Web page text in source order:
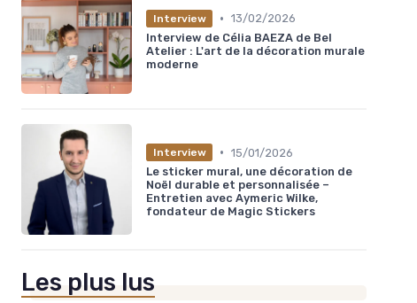
Interview • 13/02/2026
Interview de Célia BAEZA de Bel
Atelier : L'art de la décoration murale
moderne
Interview • 15/01/2026
Le sticker mural, une décoration de
Noël durable et personnalisée –
Entretien avec Aymeric Wilke,
fondateur de Magic Stickers
Les plus lus